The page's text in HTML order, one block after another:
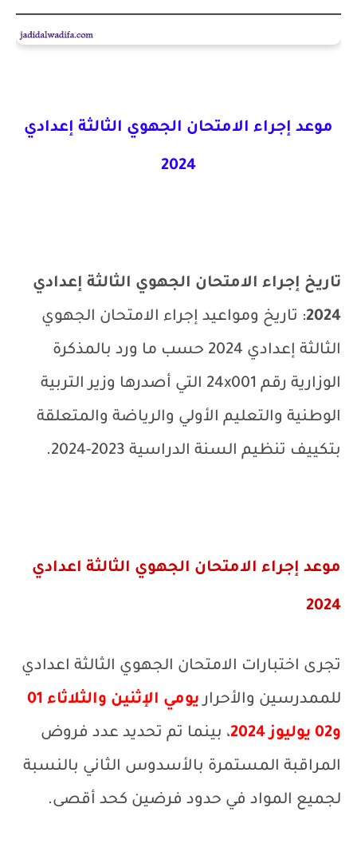
موعد إجراء الامتحان الجهوي الثالثة إعدادي
2024
تاريخ إجراء الامتحان الجهوي الثالثة إعدادي
2024: تاريخ ومواعيد إجراء الامتحان الجهوي
الثالثة إعدادي 2024
حسب ما ورد بالمذكرة
الوزارية رقم 001
24x التي أصدرها وزير التربية
الوطنية والتعليم الأولي والرياضة والمتعلقة
بتكييف تنظيم السنة الدراسية 2023-2024.
موعد إجراء الامتحان الجهوي الثالثة اعدادي
2024
تجرى اختبارات الامتحان الجهوي الثالثة اعدادي
للممدرسين والأحرار
يومي الإثنين والثلاثاء 01
و02 يوليوز 2024
، بينما تم تحديد عدد فروض
المراقبة المستمرة بالأسدوس الثاني بالنسبة
لجميع المواد في حدود فرضين كحد أقصى.